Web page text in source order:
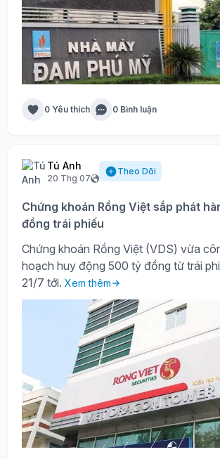
0 Yêu thích 0 Bình luận
Tú Anh
20 Thg 07
Theo Dõi
Chứng khoán Rồng Việt sắp phát
đồng trái phiếu
Chứng khoán Rồng Việt (VDS) vừa
hoạch huy động 500 tỷ đồng từ trái
21/7 tới. Xem thêm